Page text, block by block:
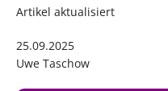
Artikel aktualisiert
25.09.2025
Uwe Taschow